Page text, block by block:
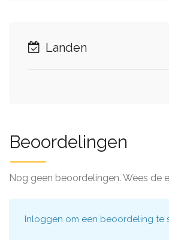
Landen
Beoordelingen
Nog geen beoordelingen. Wees de
Inloggen om een beoordeling te